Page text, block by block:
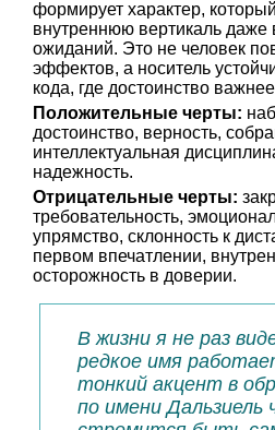
формирует характер,
внутреннюю вертикаль даже
ожиданий. Это не человек
эффектов, а носитель
кода, где достоинство
Положительные черты:
достоинство, верность,
интеллектуальная
надежность.
Отрицательные черты:
требовательность,
упрямство, склонность к
первом впечатлении,
осторожность в доверии.
В жизни я не раз
редкое имя
тонкий акцент в
по имени Дальзиель